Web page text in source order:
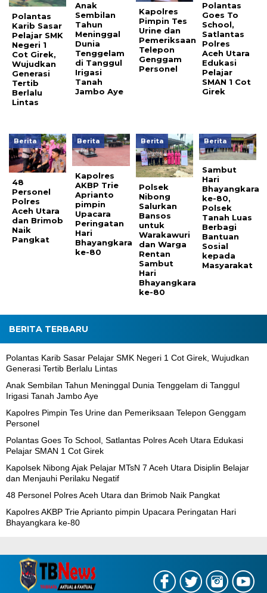
Polantas
Karib Sasar
Pelajar SMK
Negeri 1
Cot Girek,
Wujudkan
Generasi
Tertib
Berlalu
Lintas
Anak
Sembilan
Tahun
Meninggal
Dunia
Tenggelam
di Tanggul
Irigasi
Tanah
Jambo Aye
Kapolres
Pimpin Tes
Urine dan
Pemeriksaan
Telepon
Genggam
Personel
Polantas
Goes To
School,
Satlantas
Polres
Aceh Utara
Edukasi
Pelajar
SMAN 1 Cot
Girek
Berita
48
Personel
Polres
Aceh Utara
dan Brimob
Naik
Pangkat
Berita
Kapolres
AKBP Trie
Aprianto
pimpin
Upacara
Peringatan
Hari
Bhayangkara
ke-80
Berita
Polsek
Nibong
Salurkan
Bansos
untuk
Warakawuri
dan Warga
Rentan
Sambut
Hari
Bhayangkara
ke-80
Berita
Sambut
Hari
Bhayangkara
ke-80,
Polsek
Tanah Luas
Berbagi
Bantuan
Sosial
kepada
Masyarakat
BERITA TERBARU
Polantas Karib Sasar Pelajar SMK Negeri 1 Cot Girek, Wujudkan
Generasi Tertib Berlalu Lintas
Anak Sembilan Tahun Meninggal Dunia Tenggelam di Tanggul
Irigasi Tanah Jambo Aye
Kapolres Pimpin Tes Urine dan Pemeriksaan Telepon Genggam
Personel
Polantas Goes To School, Satlantas Polres Aceh Utara Edukasi
Pelajar SMAN 1 Cot Girek
Kapolsek Nibong Ajak Pelajar MTsN 7 Aceh Utara Disiplin Belajar
dan Menjauhi Perilaku Negatif
48 Personel Polres Aceh Utara dan Brimob Naik Pangkat
Kapolres AKBP Trie Aprianto pimpin Upacara Peringatan Hari
Bhayangkara ke-80